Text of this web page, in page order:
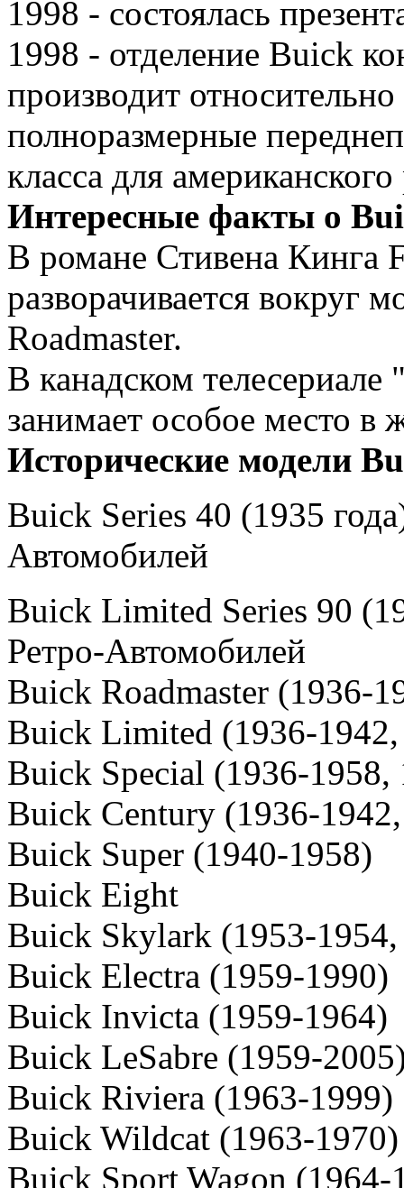
1998 - состоялась
1998 - отделение Buick
производит
полноразмерные
класса для
Интересные факты о
В романе Стивена Кинга
разворачивается вокруг
Roadmaster.
В канадском
занимает особое место в
Исторические модели
Buick Series 40 (1935
Автомобилей
Buick Limited Series 90
Ретро-Автомобилей
Buick Roadmaster (1936-
Buick Limited (1936-
Buick Special (1936-1958,
Buick Century (1936-
Buick Super (1940-1958)
Buick Eight
Buick Skylark (1953-
Buick Electra (1959-1990)
Buick Invicta (1959-1964)
Buick LeSabre (1959-
Buick Riviera (1963-1999)
Buick Wildcat (1963-1970)
Buick Sport Wagon (1964-